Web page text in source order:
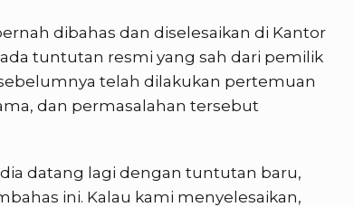
dibahas dan diselesaikan di Kantor
tuntutan resmi yang sah dari pemilik
telah dilakukan pertemuan
dan permasalahan tersebut
datang lagi dengan tuntutan baru,
ini. Kalau kami menyelesaikan,